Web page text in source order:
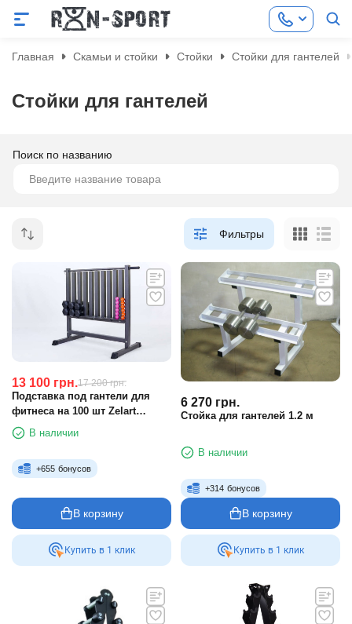
Главная Скамьи и стойки Стойки Стойки для гантелей
Стойки для гантелей
Поиск по названию
Фильтры
13 100 грн.17 200 грн.
Подставка под гантели для
фитнеса на 100 шт Zelart
RK2506L 10 секций
В наличии
+655 бонусов
В корзину
Купить в 1 клик
6 270 грн.
Стойка для гантелей 1.2 м
В наличии
+314 бонусов
В корзину
Купить в 1 клик